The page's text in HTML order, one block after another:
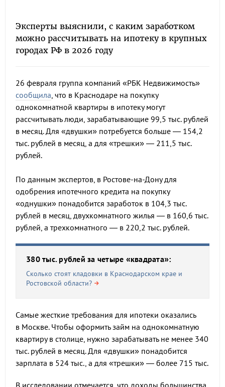
Эксперты выяснили, с каким заработком
можно рассчитывать на ипотеку в крупных
городах РФ в 2026 году
26 февраля группа компаний «РБК Недвижимость»
сообщила, что в Краснодаре на покупку
однокомнатной квартиры в ипотеку могут
рассчитывать люди, зарабатывающие 99,5 тыс. рублей
в месяц. Для «двушки» потребуется больше — 154,2
тыс. рублей в месяц, а для «трешки» — 211,5 тыс.
рублей.
По данным экспертов, в Ростове-на-Дону для
одобрения ипотечного кредита на покупку
«однушки» понадобится заработок в 104,3 тыс.
рублей в месяц, двухкомнатного жилья — в 160,6 тыс.
рублей, а трехкомнатного — в 220,2 тыс. рублей.
380 тыс. рублей за четыре «квадрата»:
Сколько стоят кладовки в Краснодарском крае и
Ростовской области?
Самые жесткие требования для ипотеки оказались
в Москве. Чтобы оформить займ на однокомнатную
квартиру в столице, нужно зарабатывать не менее 340
тыс. рублей в месяц. Для «двушки» понадобится
зарплата в 524 тыс., а для «трешки» — более 715 тыс.
В исследовании отмечается, что доходы большинства